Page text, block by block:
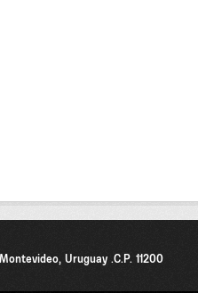
Uruguay .C.P. 11200